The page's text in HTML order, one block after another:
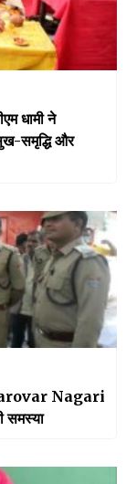
धामी ने
समृद्धि और
Nagari
समस्या